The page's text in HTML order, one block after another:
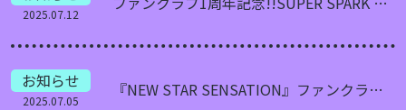
2025.07.12
お知らせ
2025.07.05
『NEW STAR SENSATION』ファンクラブ限定先行予約！